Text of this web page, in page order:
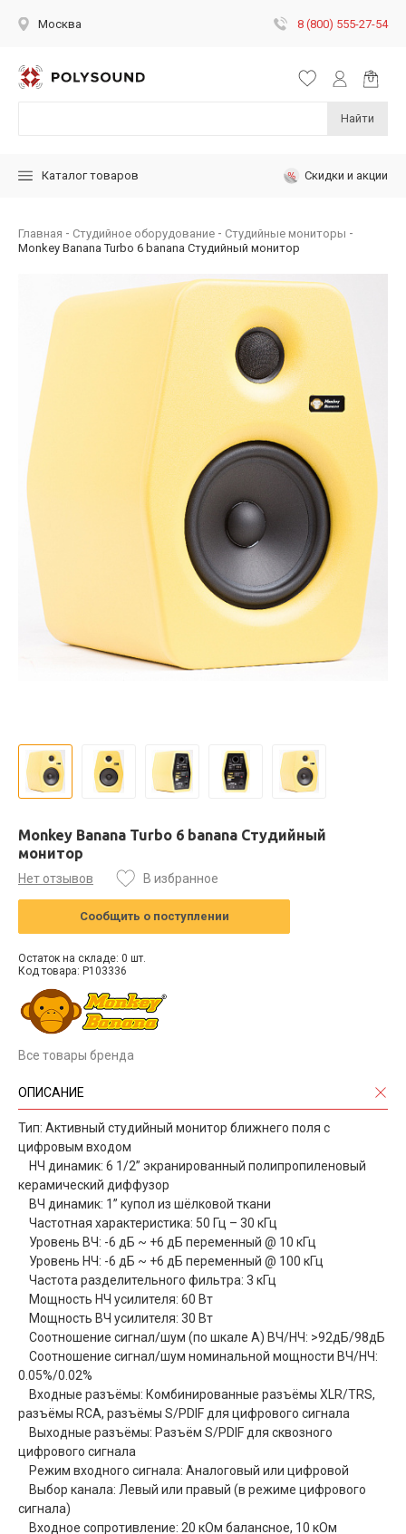
Москва 8 (800) 555-27-54
Найти
Каталог товаров Скидки и акции
Главная Студийное оборудование
Студийные мониторы
Monkey Banana Turbo 6 banana Студийный монитор
Monkey Banana Turbo 6 banana Студийный
монитор
Нет отзывов В избранное
Сообщить о поступлении
Остаток на складе: 0 шт.
Код товара: P103336
Все товары бренда
ОПИСАНИЕ
Тип: Активный студийный монитор ближнего поля с
цифровым входом
НЧ динамик: 6 1/2” экранированный полипропиленовый
керамический диффузор
ВЧ динамик: 1” купол из шёлковой ткани
Частотная характеристика: 50 Гц – 30 кГц
Уровень ВЧ: -6 дБ ~ +6 дБ переменный @ 10 кГц
Уровень НЧ: -6 дБ ~ +6 дБ переменный @ 100 кГц
Частота разделительного фильтра: 3 кГц
Мощность НЧ усилителя: 60 Вт
Мощность ВЧ усилителя: 30 Вт
Соотношение сигнал/шум (по шкале А) ВЧ/НЧ: >92дБ/98дБ
Соотношение сигнал/шум номинальной мощности ВЧ/НЧ:
0.05%/0.02%
Входные разъёмы: Комбинированные разъёмы XLR/TRS,
разъёмы RCA, разъёмы S/PDIF для цифрового сигнала
Выходные разъёмы: Разъём S/PDIF для сквозного
цифрового сигнала
Режим входного сигнала: Аналоговый или цифровой
Выбор канала: Левый или правый (в режиме цифрового
сигнала)
Входное сопротивление: 20 кОм балансное, 10 кОм